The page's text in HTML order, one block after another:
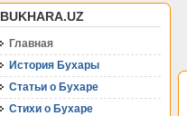
BUKHARA.UZ
Главная
История Бухары
Статьи о Бухаре
Стихи о Бухаре